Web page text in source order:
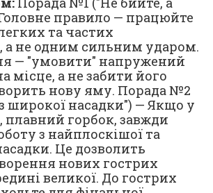
правило — працюйте
та частих
а не одним сильним ударом.
— "умовити" напружений
місце, а не забити його
нову яму. Порада №2
широкої насадки") — Якщо у
горбок, завжди
з найплоскішої та
Це дозволить
нових гострих
великої. До гострих